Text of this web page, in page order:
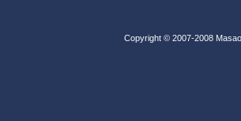
Copyright © 2007-2008